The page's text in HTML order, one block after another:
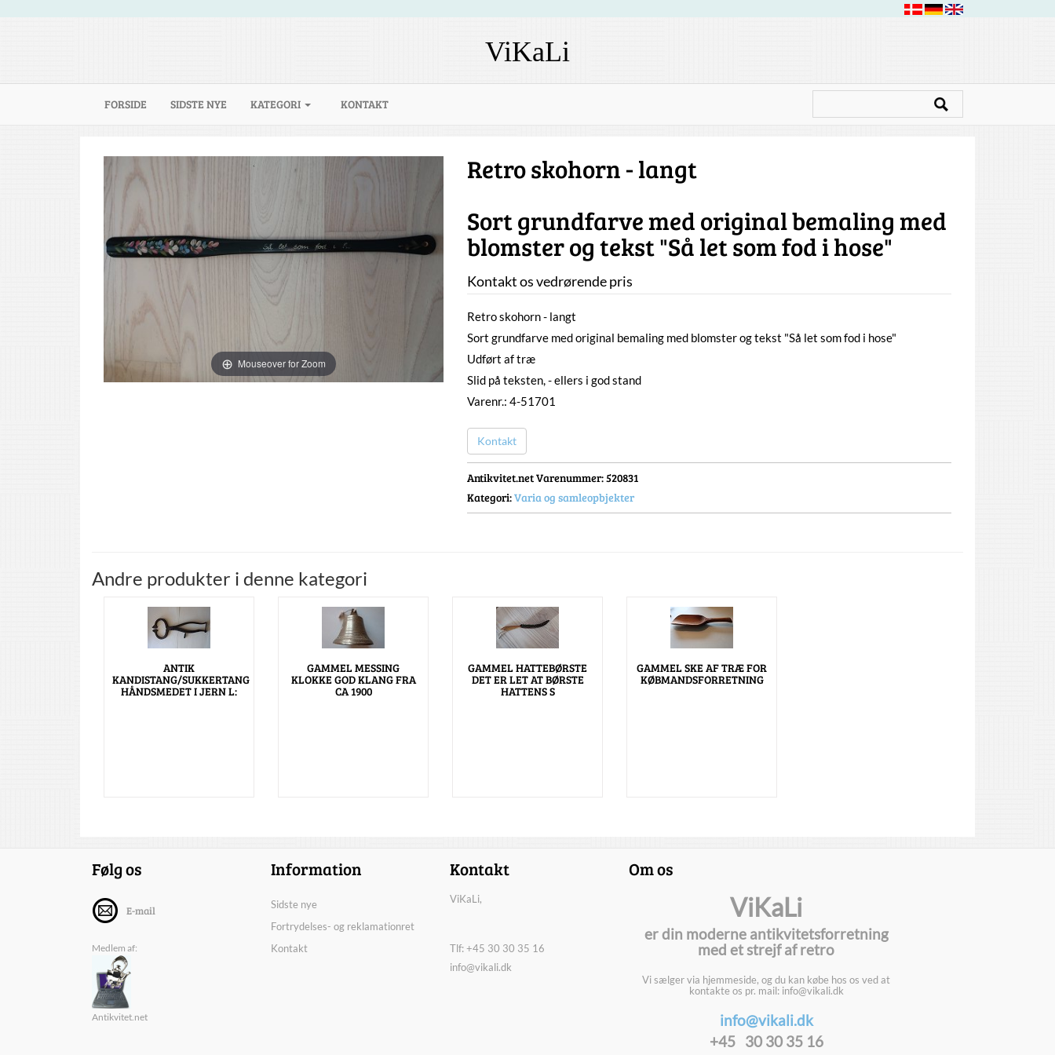
ViKaLi
FORSIDE (CURRENT)
SIDSTE NYE KATEGORI KONTAKT
Mouseover for Zoom
Retro skohorn - langt
Sort grundfarve med original bemaling med
blomster og tekst "Så let som fod i hose"
Kontakt os vedrørende pris
Retro skohorn - langt
Sort grundfarve med original bemaling med blomster og tekst "Så let som fod i hose"
Udført af træ
Slid på teksten, - ellers i god stand
Varenr.: 4-51701
Kontakt
Antikvitet.net Varenummer: 520831
Kategori:Varia og samleopbjekter
Andre produkter i denne kategori
ANTIK
KANDISTANG/SUKKERTANG
HÅNDSMEDET I JERN L:
GAMMEL MESSING
KLOKKE GOD KLANG FRA
CA 1900
GAMMEL HATTEBØRSTE
DET ER LET AT BØRSTE
HATTENS S
GAMMEL SKE AF TRÆ FOR
KØBMANDSFORRETNING
Følg os
E-mail
Medlem af:
Antikvitet.net
Information
Sidste nye
Fortrydelses- og reklamationret
Kontakt
Kontakt
ViKaLi,
Tlf: +45 30 30 35 16
info@vikali.dk
Om os
ViKaLi
er din moderne antikvitetsforretning
med et strejf af retro
Vi sælger via hjemmeside, og du kan købe hos os ved at
kontakte os pr. mail: info@vikali.dk
info@vikali.dk
+45 30 30 35 16